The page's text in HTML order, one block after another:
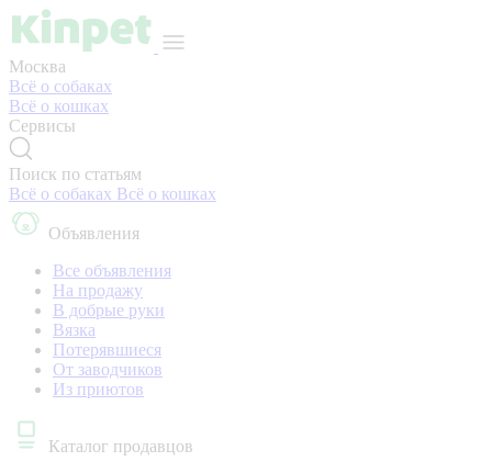
Москва
Всё о собаках
Всё о кошках
Сервисы
Поиск по статьям
Всё о собаках Всё о кошках
Объявления
Все объявления
На продажу
В добрые руки
Вязка
Потерявшиеся
От заводчиков
Из приютов
Каталог продавцов